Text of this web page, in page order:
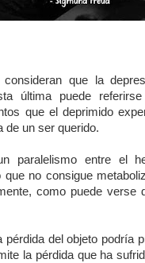
consideran que la
última puede
que el deprimido
de un ser querido.
paralelismo entre el
que no consigue
como puede verse
pérdida del objeto podría
la pérdida que ha